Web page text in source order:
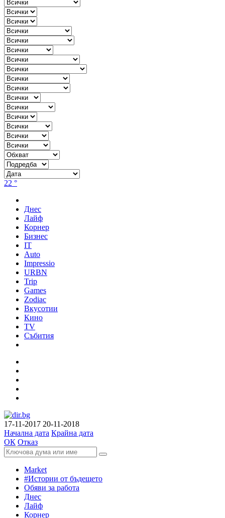
22 °
Днес
Лайф
Корнер
Бизнес
IT
Auto
Impressio
URBN
Trip
Games
Zodiac
Вкусотии
Кино
TV
Събития
17-11-2017 20-11-2018
Начална дата Крайна дата
ОК Отказ
Market
#Истории от бъдещето
Обяви за работа
Днес
Лайф
Корнер